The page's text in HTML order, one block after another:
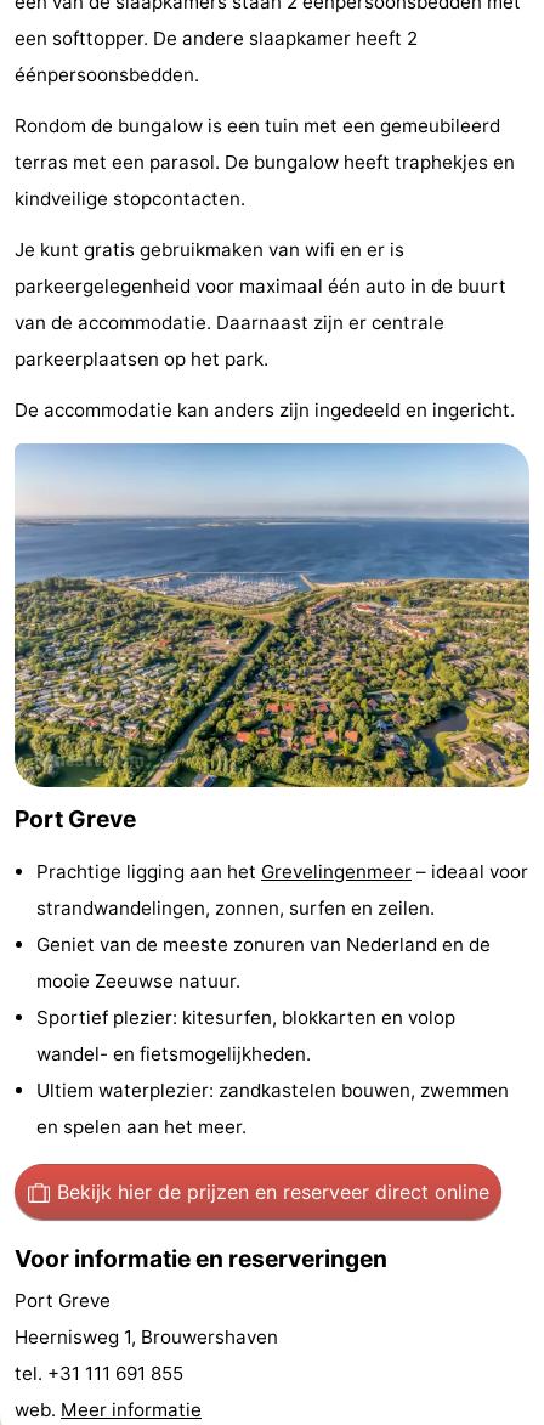
't
Hof
van
Haamstede
Schouwen
-
Schouwse
Valleien
-
Soeten
Haert
-
Wijde
Blick
-
Zeeland
Village
-
Zeeuwse
Kust
-
Zonnedorp
-
Hof
van
Haamstede
minutes
Strand
Zien
&
doen
Bezienswaardigheden
-
Musea
-
Monumenten
Molens
Uitkijkpunten
Attracties
Rondvaarten
Speeltuinen
Binnenspeeltuinen
-
Bowlen
centra
Dorpen
een softtopper. De andere slaapkamer heeft 2
éénpersoonsbedden.
Rondom de bungalow is een tuin met een gemeubileerd
terras met een parasol. De bungalow heeft traphekjes en
kindveilige stopcontacten.
Je kunt gratis gebruikmaken van wifi en er is
parkeergelegenheid voor maximaal één auto in de buurt
van de accommodatie. Daarnaast zijn er centrale
parkeerplaatsen op het park.
De accommodatie kan anders zijn ingedeeld en ingericht.
Port Greve
Prachtige ligging aan het Grevelingenmeer – ideaal voor
strandwandelingen, zonnen, surfen en zeilen.
Geniet van de meeste zonuren van Nederland en de
mooie Zeeuwse natuur.
Sportief plezier: kitesurfen, blokkarten en volop
wandel- en fietsmogelijkheden.
Ultiem waterplezier: zandkastelen bouwen, zwemmen
en spelen aan het meer.
Bekijk hier de prijzen en reserveer direct online
Voor informatie en reserveringen
Port Greve
Heernisweg 1, Brouwershaven
tel. +31 111 691 855
web. Meer informatie